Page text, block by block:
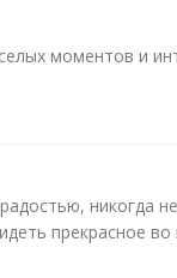
моментов и
никогда
прекрасное во